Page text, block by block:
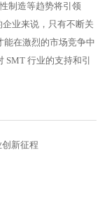
制造等趋势将引领
业来说，只有不断关
能在激烈的市场竞争中
行业的支持和引
新征程